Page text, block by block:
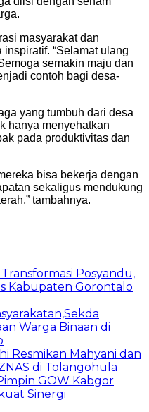
masyarakat dan
“Selamat ulang
semakin maju dan
contoh bagi desa-
yang tumbuh dari desa
hanya menyehatkan
pada produktivitas dan
bisa bekerja dengan
sekaligus mendukung
tambahnya.
Posyandu,
Kabupaten Gorontalo
Warga Binaan di
Resmikan Mahyani dan
di Tolangohula
GOW Kabgor
Sinergi